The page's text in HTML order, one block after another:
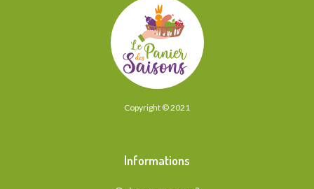
Copyright © 2021
Informations